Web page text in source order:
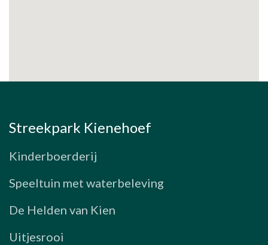
Streekpark Kienehoef
Kinderboerderij
Speeltuin met waterbeleving
De Helden van Kien
Uitjesrooi